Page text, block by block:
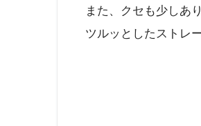
また、クセも少しあ
ツルッとしたストレ